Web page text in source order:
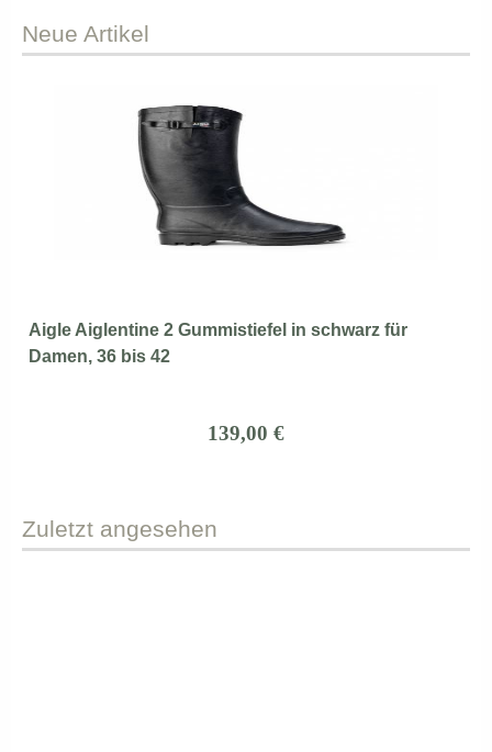
Neue Artikel
Aigle Aiglentine 2 Gummistiefel in schwarz für
Damen, 36 bis 42
139,00 €
Zuletzt angesehen